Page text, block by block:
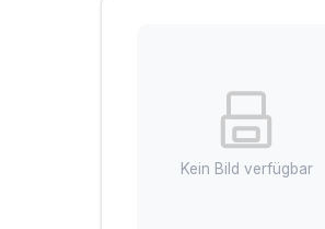
Kein Bild verfügbar